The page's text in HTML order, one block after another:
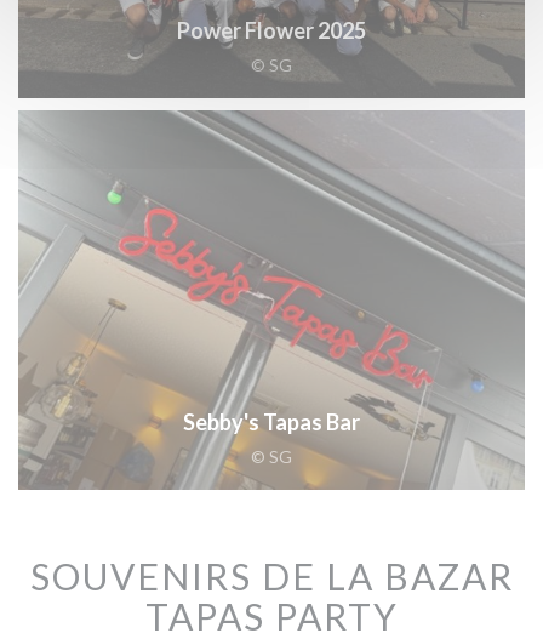
Power Flower 2025
© SG
Sebby's Tapas Bar
© SG
SOUVENIRS DE LA BAZAR
TAPAS PARTY